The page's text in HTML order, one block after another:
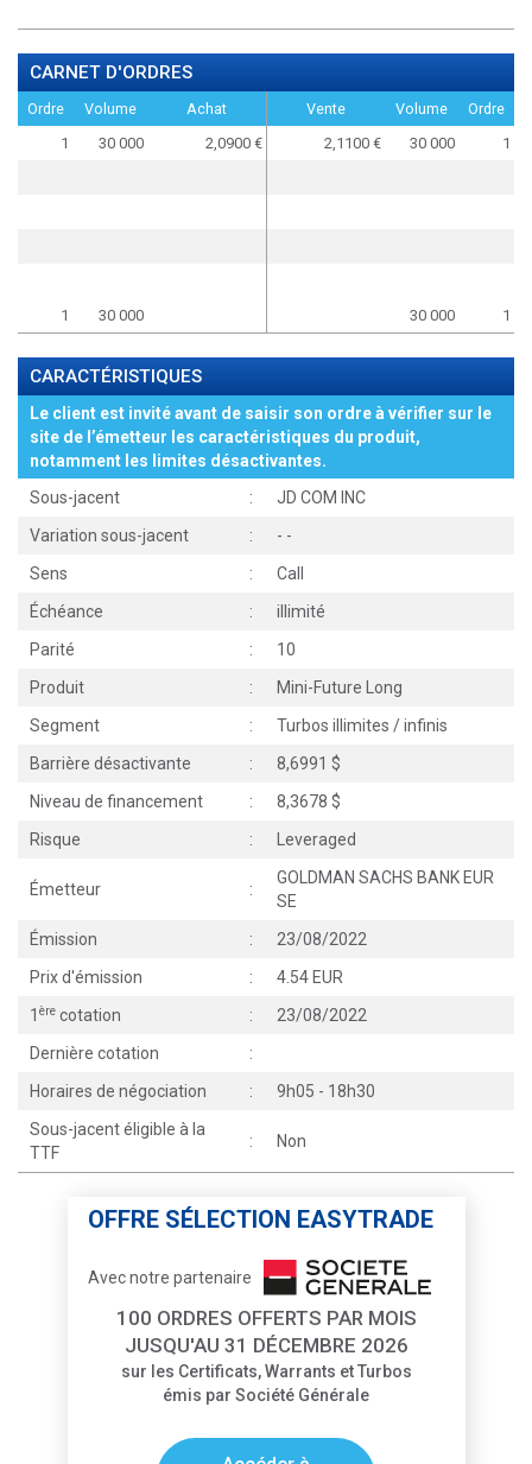
CARNET D'ORDRES
Ordre Volume
Achat
1
30 000 2,0900
1 30 000
Vente Volume
Ordre
2,1100
30 000 1
30 000 1
CARACTÉRISTIQUES
Le client est invité avant de saisir son ordre à vérifier sur le
site de l’émetteur les caractéristiques du produit,
notamment les limites désactivantes.
Sous-jacent
:
JD COM INC
Variation sous-jacent
: - -
Sens
:
Call
Échéance
:
illimité
Parité
:
10
Produit
:
Mini-Future Long
Segment
:
Turbos illimites / infinis
Barrière désactivante
:
8,6991 $
Niveau de financement
:
8,3678 $
Risque
: Leveraged
Émetteur :
GOLDMAN SACHS BANK EUR
SE
Émission
:
23/08/2022
Prix d'émission
:
4.54 EUR
1 ère cotation :
23/08/2022
Dernière cotation
:
Horaires de négociation
:
9h05 - 18h30
Sous-jacent éligible à la
TTF
: Non
OFFRE SÉLECTION EASYTRADE
Avec notre partenaire
100 ORDRES OFFERTS PAR MOIS
JUSQU'AU 31 DÉCEMBRE 2026
sur les Certificats, Warrants et Turbos
émis par Société Générale